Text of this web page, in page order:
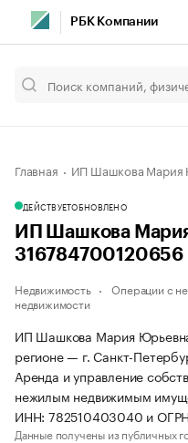
РБК Компании
Главная ИП Шашкова Мария
ДЕЙСТВУЕТОБНОВЛЕНО
ИП Шашкова
316784700120656
Недвижимость Операции с
недвижимости
ИП Шашкова Мария
регионе — г. Санкт-
Аренда и управление
нежилым недвижимым
ИНН: 782510403040 и
Данные получены из публичных